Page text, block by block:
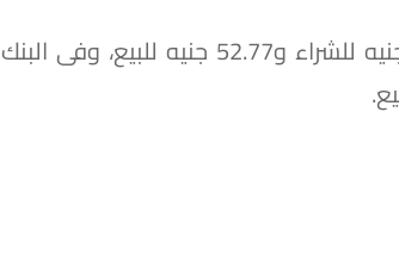
واستقر سعر الدولار في بنك قناة السويس عند 52.67 جنيه للشراء و52.77 جنيه للبيع، وفى البنك